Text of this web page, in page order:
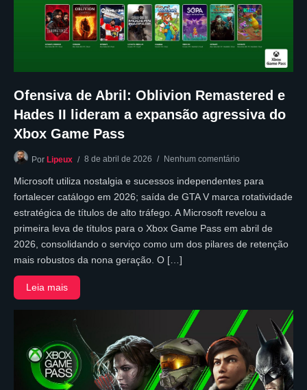
Ofensiva de Abril: Oblivion Remastered e
Hades II lideram a expansão agressiva do
Xbox Game Pass
Por Lipeux 8 de abril de 2026 Nenhum comentário
Microsoft utiliza nostalgia e sucessos independentes para
fortalecer catálogo em 2026; saída de GTA V marca rotatividade
estratégica de títulos de alto tráfego. A Microsoft revelou a
primeira leva de títulos para o Xbox Game Pass em abril de
2026, consolidando o serviço como um dos pilares de retenção
mais robustos da nona geração. O […]
Leia mais